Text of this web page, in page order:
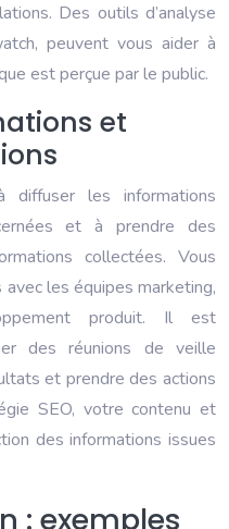
Des outils d’analyse
peuvent vous aider à
est perçue par le public.
et
les informations
et à prendre des
collectées. Vous
les équipes marketing,
produit. Il est
des réunions de veille
et prendre des actions
SEO, votre contenu et
des informations issues
: exemples